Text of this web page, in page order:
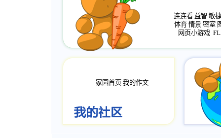
连连看 益智 敏捷
体育 情景 密室
网页小游戏
家园首页 我的作文